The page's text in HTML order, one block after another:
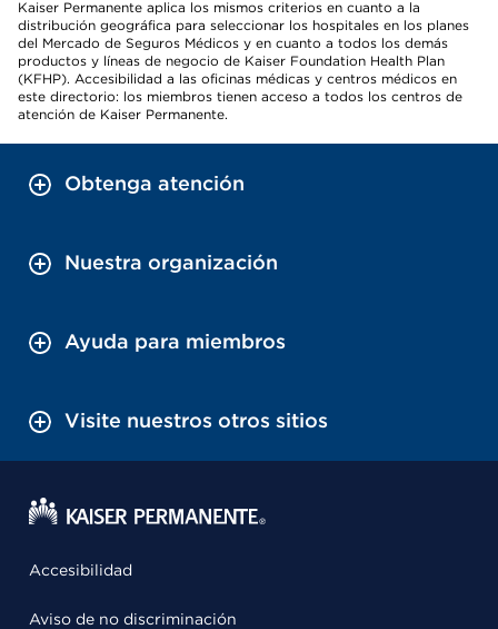
Kaiser Permanente aplica los mismos criterios en cuanto a la
distribución geográfica para seleccionar los hospitales en los planes
del Mercado de Seguros Médicos y en cuanto a todos los demás
productos y líneas de negocio de Kaiser Foundation Health Plan
(KFHP). Accesibilidad a las oficinas médicas y centros médicos en
este directorio: los miembros tienen acceso a todos los centros de
atención de Kaiser Permanente.
Obtenga atención
Nuestra organización
Ayuda para miembros
Visite nuestros otros sitios
Accesibilidad
Aviso de no discriminación